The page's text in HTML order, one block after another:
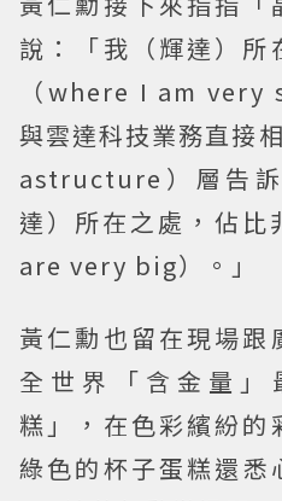
說：「我（輝達）所
（where I am very
與雲達科技業務直接
astructure）層告
達）所在之處，佔
are very big）。」
黃仁勳也留在現場跟
全世界「含金量」
糕」，在色彩繽紛的
綠色的杯子蛋糕還